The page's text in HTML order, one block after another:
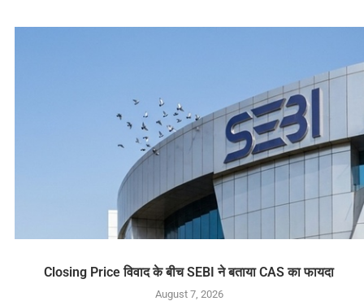
Closing Price विवाद के बीच SEBI ने बताया CAS का फायदा
August 7, 2026